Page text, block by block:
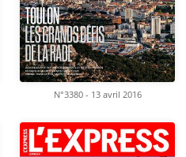
N°3380 - 13 avril 2016